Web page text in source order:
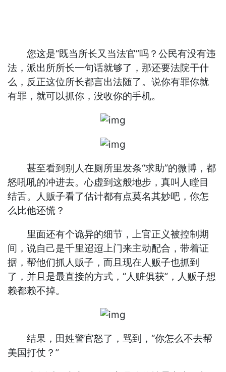
您这是“既当所长又当法官”吗？公民有没有违
法，派出所所长一句话就够了，那还要法院干什
么，反正这位所长都言出法随了。说你有罪你就
有罪，就可以抓你，没收你的手机。
甚至看到别人在厕所里发条“求助”的微博，都
怒吼吼的冲进去。心虚到这般地步，真叫人瞠目
结舌。人贩子看了估计都有点莫名其妙吧，你怎
么比他还慌？
里面还有个诡异的细节，上官正义被控制期
间，说自己是千里迢迢上门来主动配合，带着证
据，帮他们抓人贩子，而且现在人贩子也抓到
了，并且是最直接的方式，“人赃俱获”，人贩子想
赖都赖不掉。
结果，田姓警官怒了，骂到，“你怎么不去帮
美国打仗？”